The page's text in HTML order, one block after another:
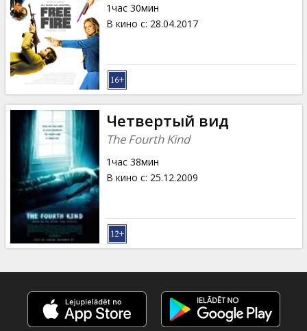
1час 30мин
В кино с: 28.04.2017
Четвертый вид
The Fourth Kind
1час 38мин
В кино с: 25.12.2009